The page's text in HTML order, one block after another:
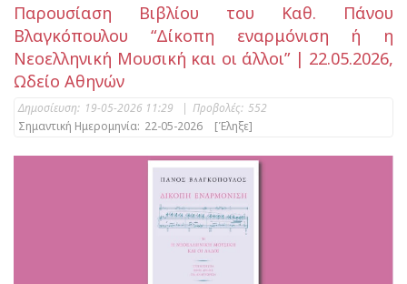
Παρουσίαση Βιβλίου του Καθ. Πάνου
Βλαγκόπουλου “Δίκοπη εναρμόνιση ή η
Νεοελληνική Μουσική και οι άλλοι” | 22.05.2026,
Ωδείο Αθηνών
Δημοσίευση: 19-05-2026 11:29 | Προβολές: 552
Σημαντική Ημερομηνία: 22-05-2026 [Έληξε]